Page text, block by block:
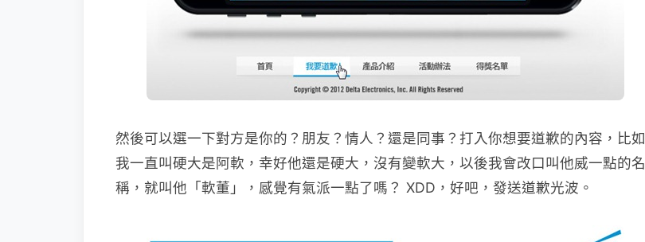
然後可以選一下對方是你的？朋友？情人？還是同事？打入你想要道歉的內容，比如
我一直叫硬大是阿軟，幸好他還是硬大，沒有變軟大，以後我會改口叫他威一點的名
稱，就叫他「軟董」，感覺有氣派一點了嗎？ XDD，好吧，發送道歉光波。